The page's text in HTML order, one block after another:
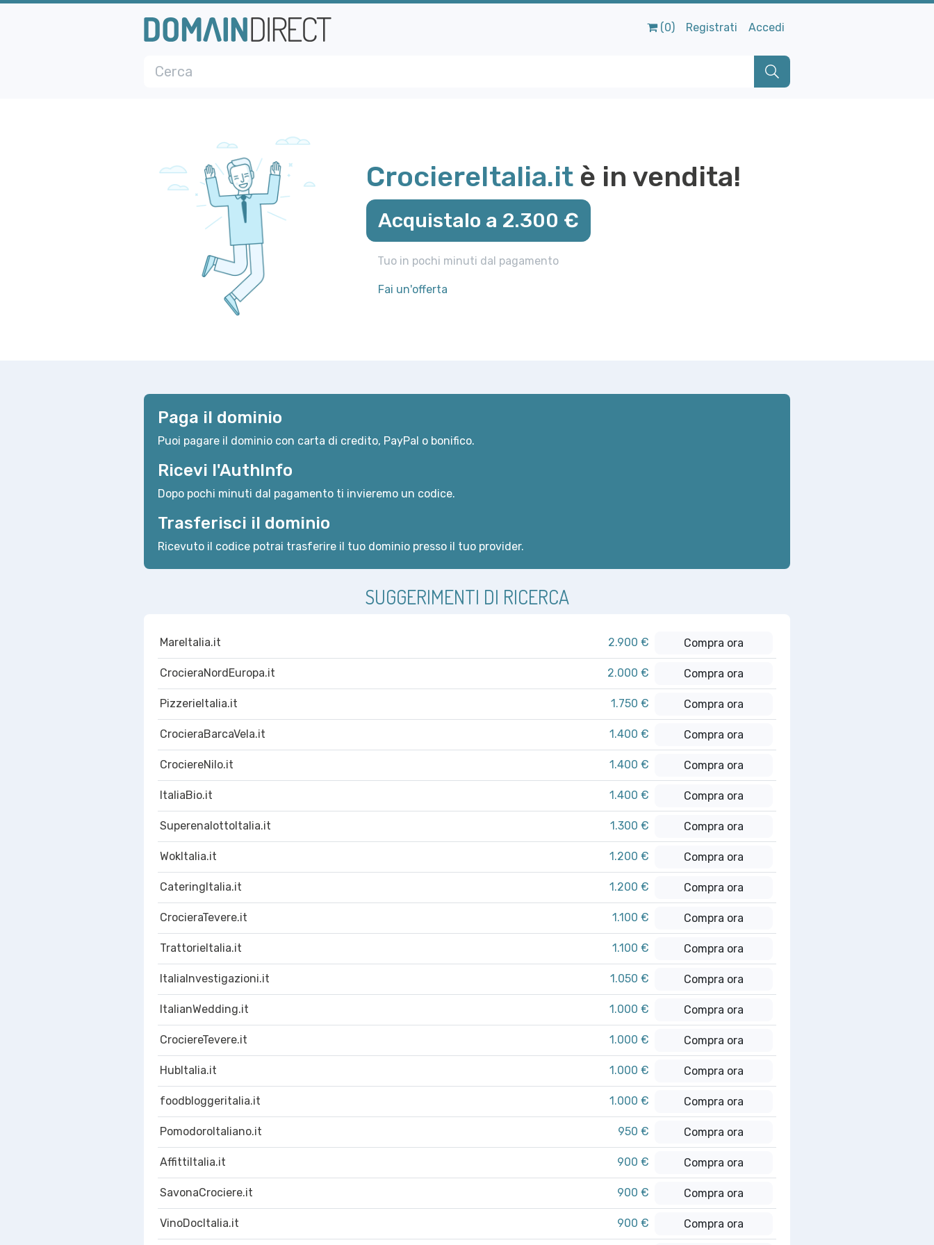
(0) Registrati Accedi
CrociereItalia.itè in vendita!
Acquistalo a 2.300 €
Tuo in pochi minuti dal pagamento
Fai un'offerta
Paga il dominio
Puoi pagare il dominio con carta di credito, PayPal o bonifico.
Ricevi l'AuthInfo
Dopo pochi minuti dal pagamento ti invieremo un codice.
Trasferisci il dominio
Ricevuto il codice potrai trasferire il tuo dominio presso il tuo provider.
SUGGERIMENTI DI RICERCA
MareItalia.it 2.900 € Compra ora
CrocieraNordEuropa.it 2.000 € Compra ora
PizzerieItalia.it 1.750 € Compra ora
CrocieraBarcaVela.it 1.400 € Compra ora
CrociereNilo.it 1.400 € Compra ora
ItaliaBio.it 1.400 € Compra ora
SuperenalottoItalia.it 1.300 € Compra ora
WokItalia.it 1.200 € Compra ora
CateringItalia.it 1.200 € Compra ora
CrocieraTevere.it 1.100 € Compra ora
TrattorieItalia.it 1.100 € Compra ora
ItaliaInvestigazioni.it 1.050 € Compra ora
ItalianWedding.it 1.000 € Compra ora
CrociereTevere.it 1.000 € Compra ora
HubItalia.it 1.000 € Compra ora
foodbloggeritalia.it 1.000 € Compra ora
PomodoroItaliano.it 950 € Compra ora
AffittiItalia.it 900 € Compra ora
SavonaCrociere.it 900 € Compra ora
VinoDocItalia.it 900 € Compra ora